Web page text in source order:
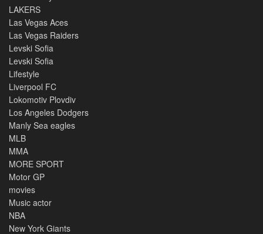
LAKERS
Las Vegas Aces
Las Vegas Raiders
Levski Sofia
Levski Sofia
Lifestyle
Liverpool FC
Lokomotiv Plovdiv
Los Angeles Dodgers
Manly Sea eagles
MLB
MMA
MORE SPORT
Motor GP
movies
Music actor
NBA
New York Giants